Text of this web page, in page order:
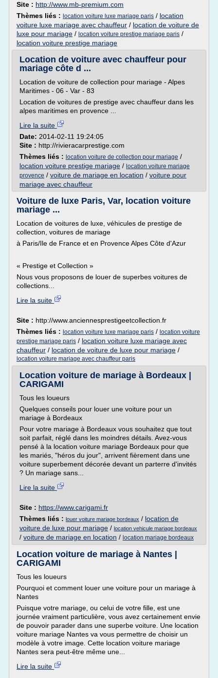
Site : http://www.mb-premium.com
Thèmes liés : location voiture luxe mariage paris / location
voiture luxe mariage avec chauffeur / location de voiture de
luxe pour mariage / location voiture prestige mariage paris /
location voiture prestige mariage
Location de voiture avec chauffeur pour
mariage côte d ...
Location de voiture de collection pour mariage - Alpes
Maritimes - 06 - Var - 83
Location de voitures de prestige avec chauffeur dans les
alpes maritimes en provence ...
Lire la suite
Date: 2014-02-11 19:24:05
Site : http://rivieracarprestige.com
Thèmes liés : location voiture de collection pour mariage /
location voiture prestige mariage / location voiture mariage
provence / voiture de mariage en location / voiture pour
mariage avec chauffeur
Voiture de luxe Paris, Var, location voiture
mariage ...
Location de voitures de luxe, véhicules de prestige de
collection, voitures de mariage
à Paris/Ile de France et en Provence Alpes Côte d'Azur
« Prestige et Collection »
Nous vous proposons de louer de superbes voitures de
collections...
Lire la suite
Site : http://www.anciennesprestigeetcollection.fr
Thèmes liés : location voiture luxe mariage paris / location voiture
prestige mariage paris / location voiture luxe mariage avec
chauffeur / location de voiture de luxe pour mariage /
location voiture mariage avec chauffeur paris
Location voiture de mariage à Bordeaux |
CARIGAMI
Tous les loueurs
Quelques conseils pour louer une voiture pour un
mariage à Bordeaux
Pour votre mariage à Bordeaux vous souhaitez que tout
soit parfait, réglé dans les moindres détails. Avez-vous
pensé à la location voiture mariage Bordeaux pour que
les mariés, "héros du jour", arrivent fièrement dans une
voiture superbement décorée devant un parterre d'invités
? Un mariage sans...
Lire la suite
Site : https://www.carigami.fr
Thèmes liés : louer voiture mariage bordeaux / location de
voiture de luxe pour mariage / location vehicule mariage bordeaux
/ voiture de mariage en location / location mariage bordeaux
Location voiture de mariage à Nantes |
CARIGAMI
Tous les loueurs
Pourquoi et comment louer une voiture pour un mariage à
Nantes
Puisque votre mariage, ou celui de votre fille, est une
journée vraiment particulière, vous avez certainement envie
de pouvoir parader dans une superbe voiture. Une location
voiture mariage Nantes va vous permettre de choisir un
modèle à votre image. Cette location voiture mariage
Nantes sera peut-être même une...
Lire la suite